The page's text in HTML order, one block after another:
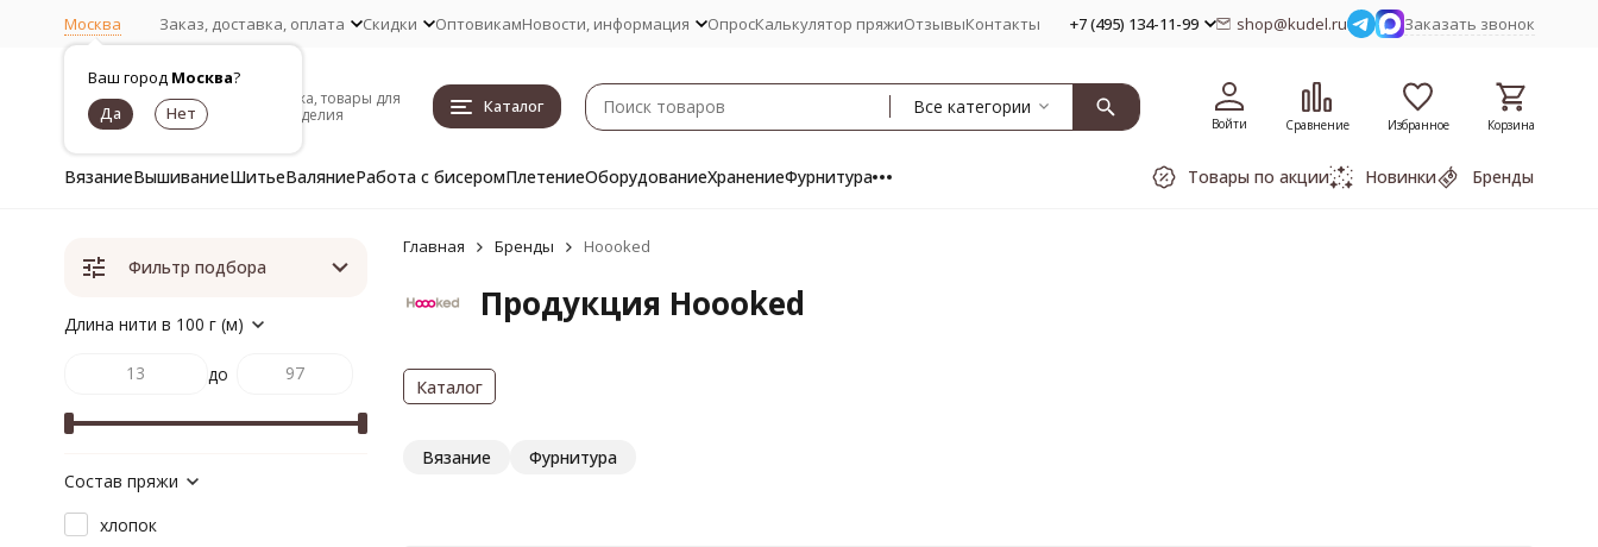
Москва
Ваш город Москва?
Заказ, доставка, оплата Скидки ОптовикамНовости, информация ОпросКалькулятор пряжиОтзывыКонтакты +7 (495) 134-11-99 shop@kudel.ru Заказать звонок
Пряжа, товары для
рукоделия
Каталог Все категории
Войти Сравнение Избранное Корзина
ВязаниеВышиваниеШитьеВаляниеРабота с бисеромПлетениеОборудованиеХранениеФурнитура Товары по акции Новинки Бренды
Главная Бренды Hoooked
Продукция Hoooked
Каталог
Вязание Фурнитура
Фильтр подбора
Длина нити в 100 г (м)
до
Состав пряжи
хлопок